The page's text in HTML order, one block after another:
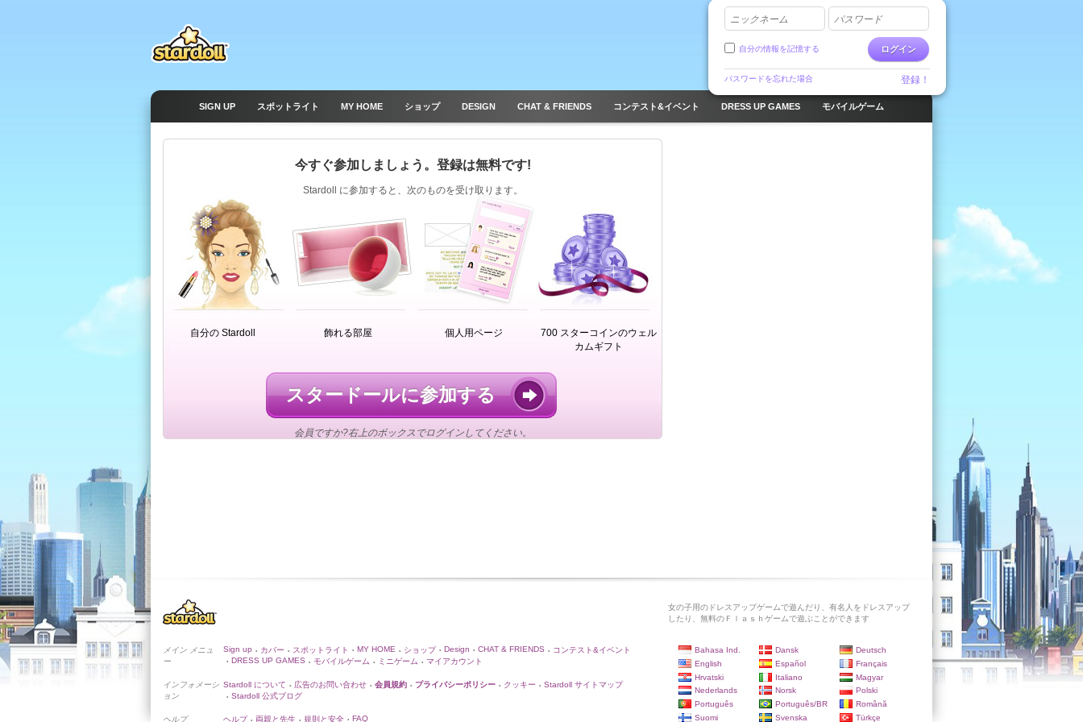
ニックネーム パスワード
ログイン
自分の情報を記憶する
パスワードを忘れた場合 登録！
SIGN UP スポットライト MY HOME ショップ DESIGN CHAT & FRIENDS コンテスト&イベント DRESS UP GAMES モバイルゲーム
今すぐ参加しましょう。登録は無料です!
Stardoll に参加すると、次のものを受け取ります。
自分の Stardoll 飾れる部屋 個人用ページ
700 スターコインのウェル
カムギフト
スタードールに参加する
会員ですか?右上のボックスでログインしてください。
女の子用のドレスアップゲームで遊んだり、有名人をドレスアップ
したり、無料のＦｌａｓｈゲームで遊ぶことができます
メイン メニュ
ー
Sign up • カバー • スポットライト • MY HOME • ショップ • Design • CHAT & FRIENDS • コンテスト&イベント
• DRESS UP GAMES • モバイルゲーム • ミニゲーム • マイアカウント
インフォメーシ
ョン
Stardoll について • 広告のお問い合わせ • 会員規約 • プライバシーポリシー • クッキー • Stardoll サイトマップ
• Stardoll 公式ブログ
ヘルプ ヘルプ • 両親と先生 • 規則と安全 • FAQ
Bahasa Ind. Dansk
Deutsch
English
Español
Français
Hrvatski
Italiano
Magyar
Nederlands
Norsk
Polski
Português
Português/BR
Română
Suomi
Svenska Türkçe